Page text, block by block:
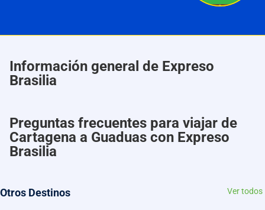
Información general de Expreso
Brasilia
Preguntas frecuentes para viajar de
Cartagena a Guaduas con Expreso
Brasilia
Otros Destinos Ver todos